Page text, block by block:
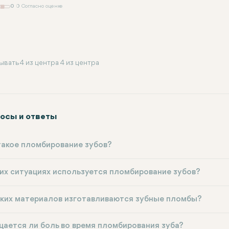
0 0 Согласно оценке
4 из центра 4 из центра
и ответы
пломбирование зубов?
ситуациях используется пломбирование зубов?
материалов изготавливаются зубные пломбы?
ли боль во время пломбирования зуба?